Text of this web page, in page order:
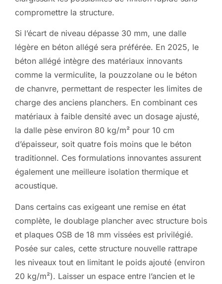
compromettre la structure.
Si l’écart de niveau dépasse 30 mm, une dalle
légère en béton allégé sera préférée. En 2025, le
béton allégé intègre des matériaux innovants
comme la vermiculite, la pouzzolane ou le béton
de chanvre, permettant de respecter les limites de
charge des anciens planchers. En combinant ces
matériaux à faible densité avec un dosage ajusté,
la dalle pèse environ 80 kg/m² pour 10 cm
d’épaisseur, soit quatre fois moins que le béton
traditionnel. Ces formulations innovantes assurent
également une meilleure isolation thermique et
acoustique.
Dans certains cas exigeant une remise en état
complète, le doublage plancher avec structure bois
et plaques OSB de 18 mm vissées est privilégié.
Posée sur cales, cette structure nouvelle rattrape
les niveaux tout en limitant le poids ajouté (environ
20 kg/m²). Laisser un espace entre l’ancien et le